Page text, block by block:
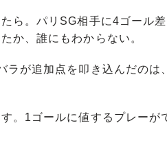
ら。パリSG相手に4ゴール
か、誰にもわからない。
が追加点を叩き込んだのは
。1ゴールに値するプレーが